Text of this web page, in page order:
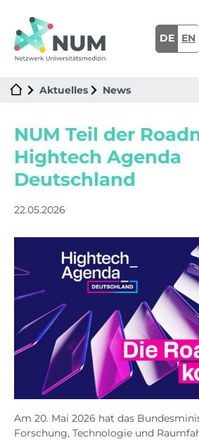
DE EN
Aktuelles News
NUM Teil der
Hightech Agenda
Deutschland
22.05.2026
Am 20. Mai 2026 hat das
Forschung, Technologie und